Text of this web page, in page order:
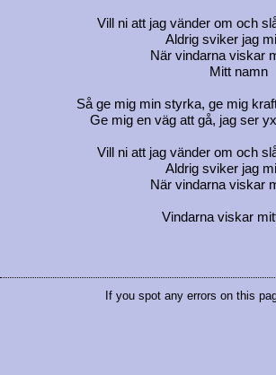
Vill ni att jag vänder om och
Aldrig sviker jag
När vindarna viskar
Mitt namn
Så ge mig min styrka, ge mig
Ge mig en väg att gå, jag ser
Vill ni att jag vänder om och
Aldrig sviker jag
När vindarna viskar
Vindarna viskar
If you spot any errors on this